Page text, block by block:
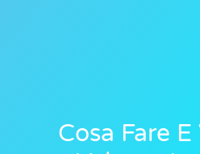
Cosa Fare